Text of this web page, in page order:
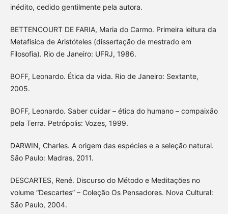
inédito, cedido gentilmente pela autora.
BETTENCOURT DE FARIA, Maria do Carmo. Primeira leitura da
Metafísica de Aristóteles (dissertação de mestrado em
Filosofia). Rio de Janeiro: UFRJ, 1986.
BOFF, Leonardo. Ética da vida. Rio de Janeiro: Sextante,
2005.
BOFF, Leonardo. Saber cuidar – ética do humano – compaixão
pela Terra. Petrópolis: Vozes, 1999.
DARWIN, Charles. A origem das espécies e a seleção natural.
São Paulo: Madras, 2011.
DESCARTES, René. Discurso do Método e Meditações no
volume “Descartes” – Coleção Os Pensadores. Nova Cultural:
São Paulo, 2004.